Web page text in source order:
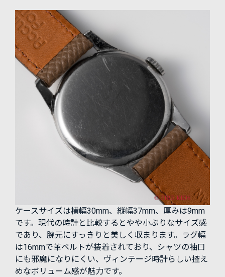
ケースサイズは横幅30mm、縦幅37mm、厚みは9mm
です。現代の時計と比較するとやや小ぶりなサイズ感
であり、腕元にすっきりと美しく収まります。ラグ幅
は16mmで革ベルトが装着されており、シャツの袖口
にも邪魔になりにくい、ヴィンテージ時計らしい控え
めなボリューム感が魅力です。